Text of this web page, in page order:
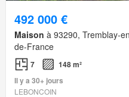
492 000 €
Maison à 93290, Tremblay-
de-France
7
148 m²
Il y a 30+ jours
LEBONCOIN